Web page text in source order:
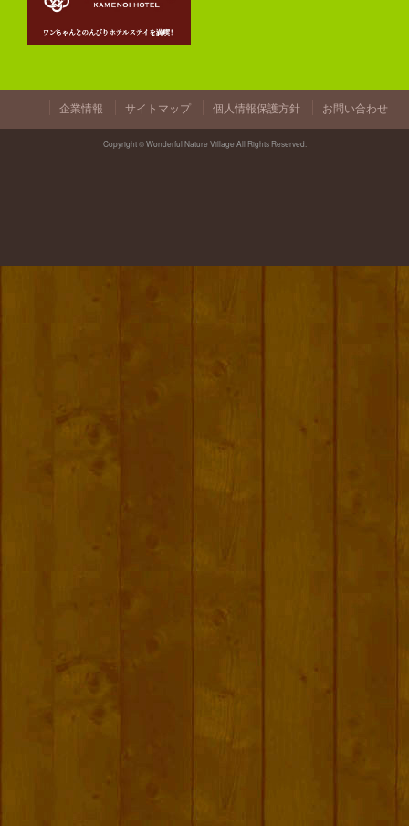
企業情報 サイトマップ 個人情報保護方針 お問い合わせ
Copyright © Wonderful Nature Village All Rights Reserved.